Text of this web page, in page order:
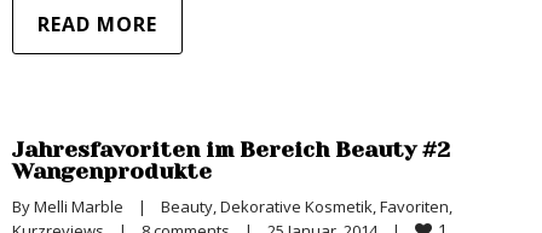
READ MORE
Jahresfavoriten im Bereich Beauty #2
Wangenprodukte
By Melli Marble | Beauty, Dekorative Kosmetik, Favoriten